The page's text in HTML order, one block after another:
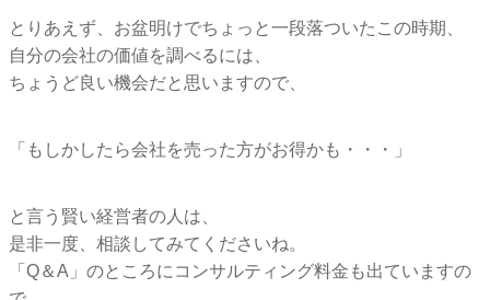
とりあえず、お盆明けでちょっと一段落ついたこの時期、
自分の会社の価値を調べるには、
ちょうど良い機会だと思いますので、
「もしかしたら会社を売った方がお得かも・・・」
と言う賢い経営者の人は、
是非一度、相談してみてくださいね。
「Q＆A」のところにコンサルティング料金も出ていますの